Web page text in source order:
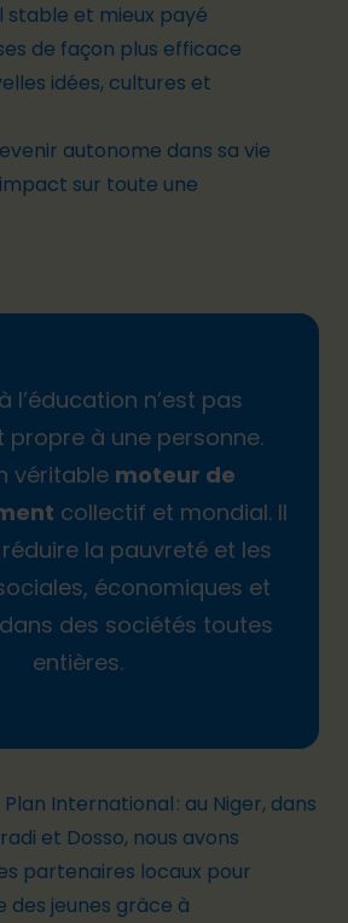
stable et mieux payé
de façon plus efficace
idées, cultures et
autonome dans sa vie
sur toute une
l’éducation n’est pas
propre à une personne.
véritable moteur de
collectif et mondial. Il
la pauvreté et les
économiques et
des sociétés toutes
entières.
International : au Niger, dans
et Dosso, nous avons
partenaires locaux pour
jeunes grâce à